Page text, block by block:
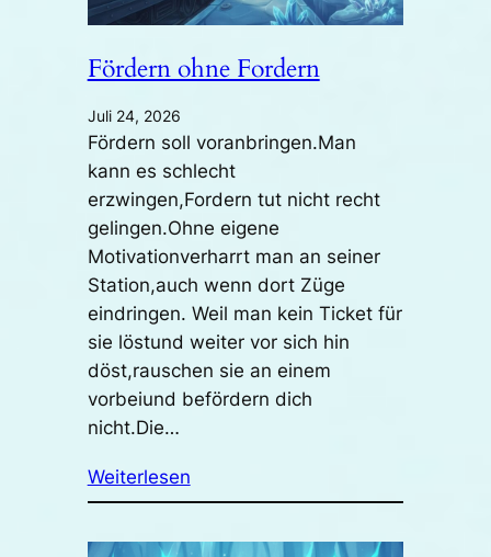
Fördern ohne Fordern
Juli 24, 2026
Fördern soll voranbringen.Man
kann es schlecht
erzwingen,Fordern tut nicht recht
gelingen.Ohne eigene
Motivationverharrt man an seiner
Station,auch wenn dort Züge
eindringen. Weil man kein Ticket für
sie löstund weiter vor sich hin
döst,rauschen sie an einem
vorbeiund befördern dich
nicht.Die…
Weiterlesen